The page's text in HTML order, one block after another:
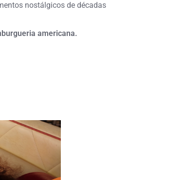
nostálgicos de décadas
americana.